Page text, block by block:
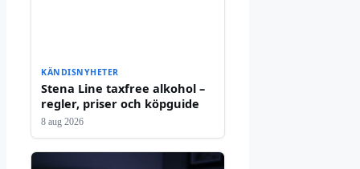
KÄNDISNYHETER
Stena Line taxfree alkohol –
regler, priser och köpguide
8 aug 2026